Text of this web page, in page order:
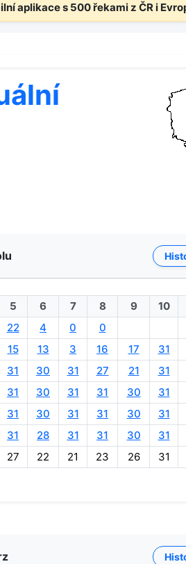
aplikace s 500 řekami z ČR i
5 6 7 8 9 10
22 4 0
0
15 13 3 16 17 31
31 30 31 27 21 31
31 30 31 31 30 31
31 30 31 31 30 31
31 28 31 31 30 31
27 22 21 23 26 31